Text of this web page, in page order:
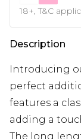
18+, T&C
Description
Introducing
perfect
features a
adding a
The long